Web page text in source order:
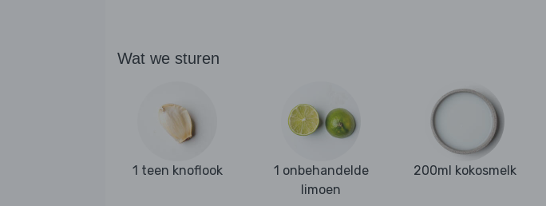
Wat we sturen
1 teen knoflook
1 onbehandelde
limoen
200ml kokosmelk